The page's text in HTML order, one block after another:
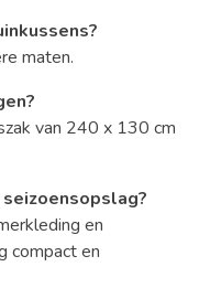
maten.
van 240 x 130 cm
en
compact en